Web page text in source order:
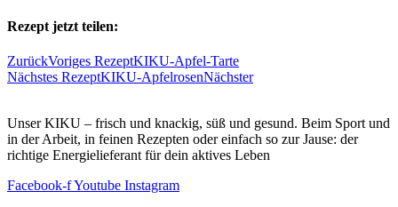
Rezept jetzt teilen:
ZurückVoriges RezeptKIKU-Apfel-Tarte
Nächstes RezeptKIKU-ApfelrosenNächster
Unser KIKU – frisch und knackig, süß und gesund. Beim Sport und
in der Arbeit, in feinen Rezepten oder einfach so zur Jause: der
richtige Energielieferant für dein aktives Leben
Facebook-fYoutube Instagram